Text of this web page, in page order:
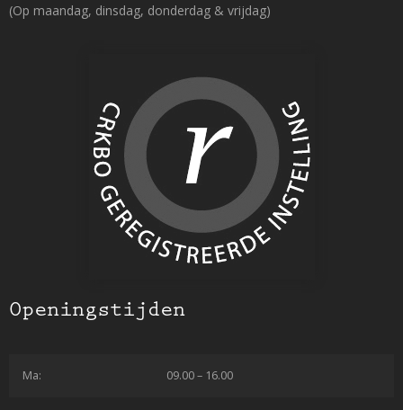
(Op maandag, dinsdag, donderdag & vrijdag)
Openingstijden
Ma: 09.00 – 16.00